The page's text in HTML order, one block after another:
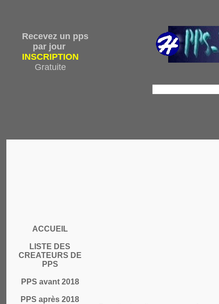
Recevez un pps
par jour
INSCRIPTION
Gratuite
ACCUEIL
LISTE DES
CREATEURS DE
PPS
PPS avant 2018
PPS après 2018